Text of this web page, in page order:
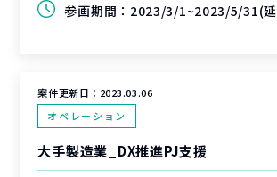
参画期間： 2023/3/1~2023/5/31(延長可能性あり)
案件更新日： 2023.03.06
オペレーション
大手製造業_DX推進PJ支援